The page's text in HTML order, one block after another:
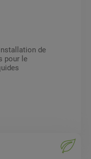
de
pour le